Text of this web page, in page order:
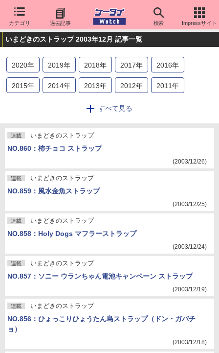
カテゴリ 過去記事 検索 Impressサイト
いまどきのストラップ 2003年12月 記事一覧
2020年 2019年 2018年 2017年 2016年
2015年 2014年 2013年 2012年 2011年
2008年 2007
2000年
すべて見る
連載 いまどきのストラップ
NO.860：柿チョコ ストラップ
(2003/12/26)
連載 いまどきのストラップ
NO.859：風水金魚ストラップ
(2003/12/25)
連載 いまどきのストラップ
NO.858：Holy Dogs マフラーストラップ
(2003/12/24)
連載 いまどきのストラップ
NO.857：ソニー ウランちゃん電池キャンペーン ストラップ
(2003/12/19)
連載 いまどきのストラップ
NO.856：ひょっこりひょうたん島ストラップ（ドン・ガバチ
ョ）
(2003/12/18)